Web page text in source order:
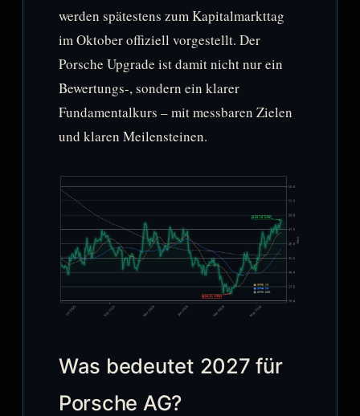
werden spätestens zum Kapitalmarkttag
im Oktober offiziell vorgestellt. Der
Porsche Upgrade ist damit nicht nur ein
Bewertungs-, sondern ein klarer
Fundamentalkurs – mit messbaren Zielen
und klaren Meilensteinen.
Was bedeutet 2027 für
Porsche AG?